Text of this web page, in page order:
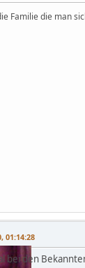
Familie die man
01:14:28
bei den